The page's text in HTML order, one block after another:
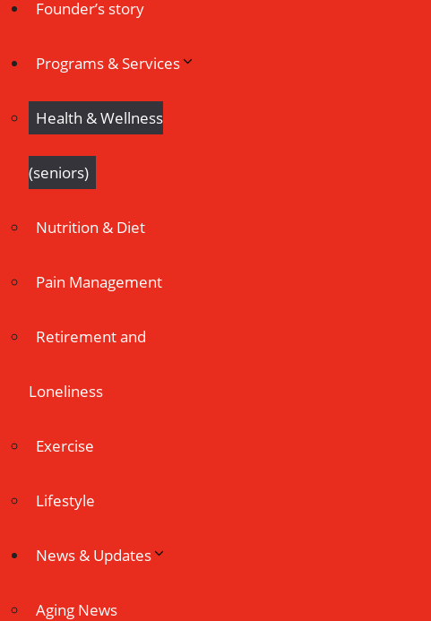
Founder’s story
Programs & Services
Health & Wellness
(seniors)
Nutrition & Diet
Pain Management
Retirement and
Loneliness
Exercise
Lifestyle
News & Updates
Aging News